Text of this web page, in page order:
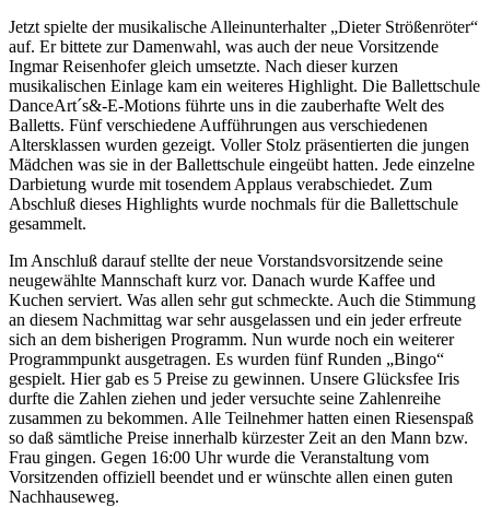
Jetzt spielte der musikalische Alleinunterhalter „Dieter Strößenröter“
auf. Er bittete zur Damenwahl, was auch der neue Vorsitzende
Ingmar Reisenhofer gleich umsetzte. Nach dieser kurzen
musikalischen Einlage kam ein weiteres Highlight. Die Ballettschule
DanceArt´s&-E-Motions führte uns in die zauberhafte Welt des
Balletts. Fünf verschiedene Aufführungen aus verschiedenen
Altersklassen wurden gezeigt. Voller Stolz präsentierten die jungen
Mädchen was sie in der Ballettschule eingeübt hatten. Jede einzelne
Darbietung wurde mit tosendem Applaus verabschiedet. Zum
Abschluß dieses Highlights wurde nochmals für die Ballettschule
gesammelt.
Im Anschluß darauf stellte der neue Vorstandsvorsitzende seine
neugewählte Mannschaft kurz vor. Danach wurde Kaffee und
Kuchen serviert. Was allen sehr gut schmeckte. Auch die Stimmung
an diesem Nachmittag war sehr ausgelassen und ein jeder erfreute
sich an dem bisherigen Programm. Nun wurde noch ein weiterer
Programmpunkt ausgetragen. Es wurden fünf Runden „Bingo“
gespielt. Hier gab es 5 Preise zu gewinnen. Unsere Glücksfee Iris
durfte die Zahlen ziehen und jeder versuchte seine Zahlenreihe
zusammen zu bekommen. Alle Teilnehmer hatten einen Riesenspaß
so daß sämtliche Preise innerhalb kürzester Zeit an den Mann bzw.
Frau gingen. Gegen 16:00 Uhr wurde die Veranstaltung vom
Vorsitzenden offiziell beendet und er wünschte allen einen guten
Nachhauseweg.